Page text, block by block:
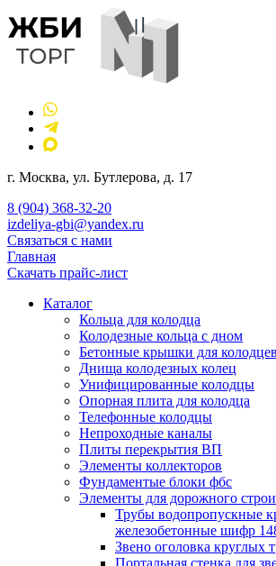
г. Москва, ул. Бутлерова, д. 17
8 (904) 368-32-20
izdeliya-gbi@yandex.ru
Связаться с нами
Главная
Скачать прайс-лист
Каталог
Кольца для колодца
Колодезные кольца с дном
Бетонные крышки для колодцев
Днища колодезных колец
Унифицированные колодцы
Опорная плита для колодца
Телефонные колодцы
Непроходные каналы
Плиты перекрытия ВП
Элементы коллекторов
Фундаментые блоки фбс
Элементы для дорожного
Трубы водопропускные
железобетонные шифр
Звено оголовка круглых
Портальная стенка для